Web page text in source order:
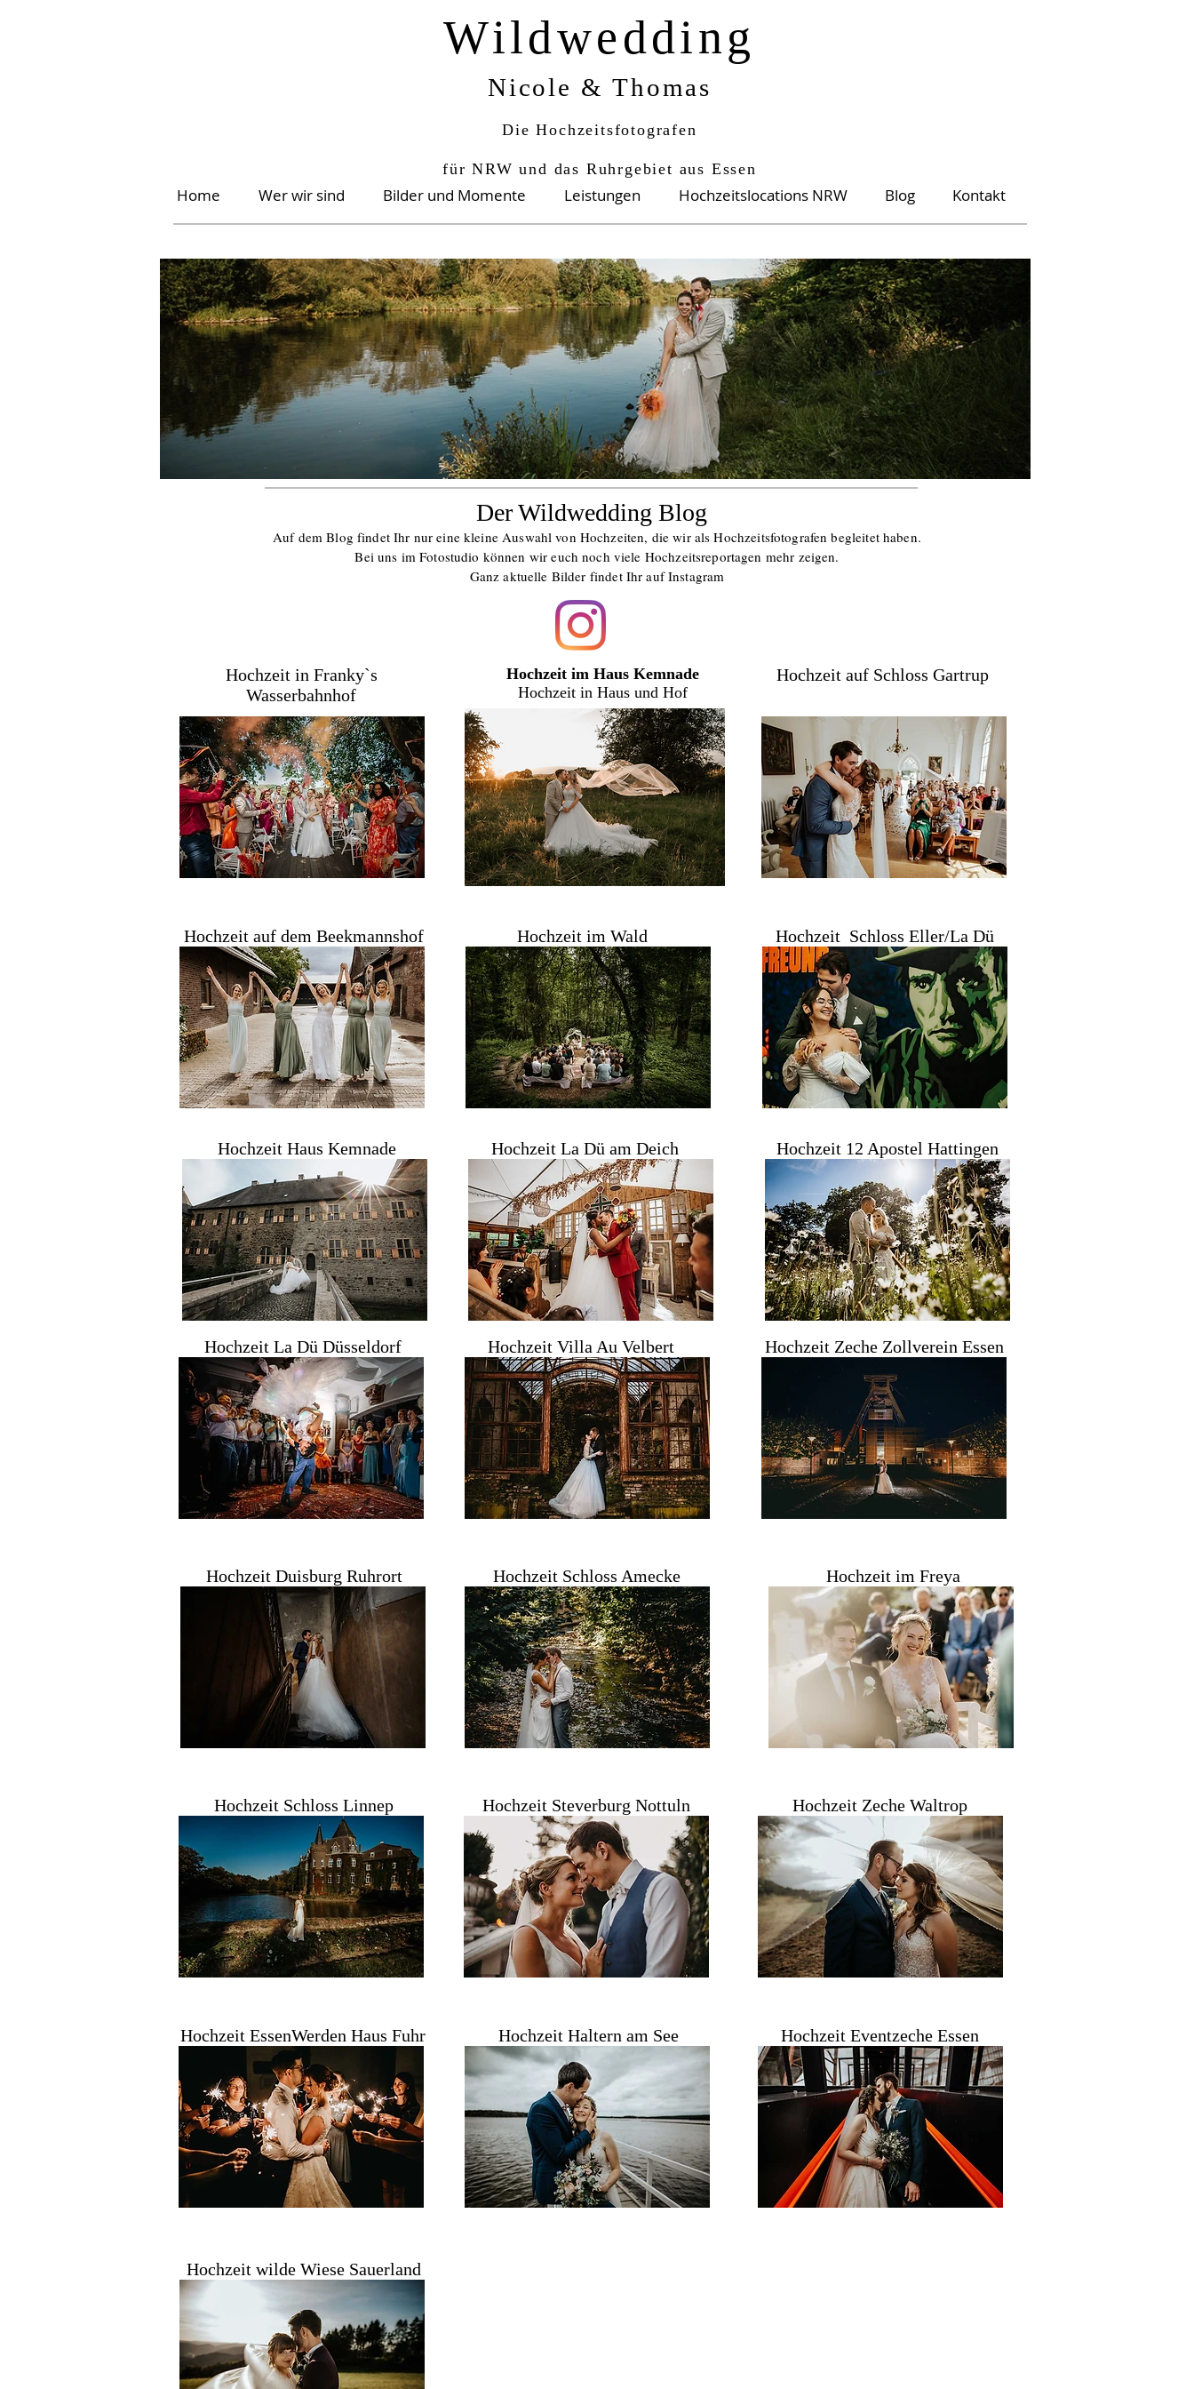
Home Wer wir sind Bilder und Momente Leistungen Hochzeitslocations NRW Blog Kontakt
Wildwedding
Nicole & Thomas
Die Hochzeitsfotografen
für NRW und das Ruhrgebiet aus Essen
Der Wildwedding Blog
Auf dem Blog findet Ihr nur eine kleine Auswahl von Hochzeiten, die wir als Hochzeitsfotografen begleitet haben.
Bei uns im Fotostudio können wir euch noch viele Hochzeitsreportagen mehr zeigen.
Ganz aktuelle Bilder findet Ihr auf Instagram
Hochzeit in Franky`s
Wasserbahnhof
Hochzeit im Haus Kemnade
Hochzeit in Haus und Hof
Hochzeit auf Schloss Gartrup
Hochzeit auf dem Beekmannshof Hochzeit im Wald Hochzeit Schloss Eller/La Dü
Hochzeit Haus Kemnade Hochzeit La Dü am Deich Hochzeit 12 Apostel Hattingen
Hochzeit La Dü Düsseldorf Hochzeit Villa Au Velbert Hochzeit Zeche Zollverein Essen
Hochzeit Duisburg Ruhrort Hochzeit Schloss Amecke Hochzeit im Freya
Hochzeit Schloss Linnep Hochzeit Steverburg Nottuln Hochzeit Zeche Waltrop
Hochzeit EssenWerden Haus Fuhr Hochzeit Haltern am See Hochzeit Eventzeche Essen
Hochzeit wilde Wiese Sauerland